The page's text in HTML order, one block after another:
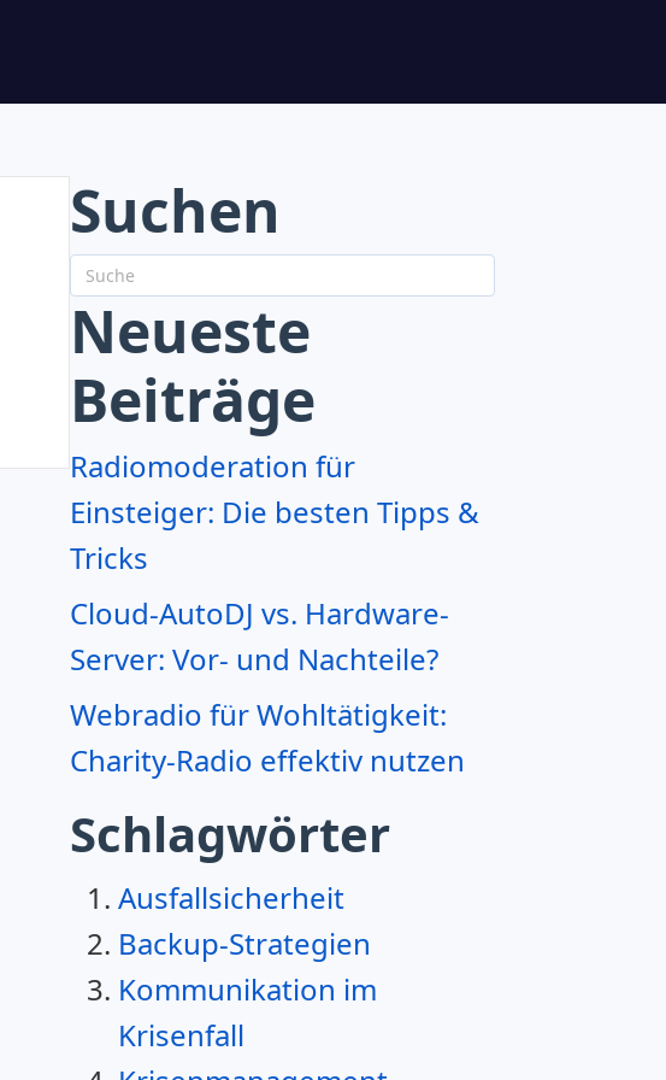
Suchen
Neueste
Beiträge
Radiomoderation für
Einsteiger: Die besten Tipps &
Tricks
Cloud-AutoDJ vs. Hardware-
Server: Vor- und Nachteile?
Webradio für Wohltätigkeit:
Charity-Radio effektiv nutzen
Schlagwörter
Ausfallsicherheit
Backup-Strategien
Kommunikation im
Krisenfall